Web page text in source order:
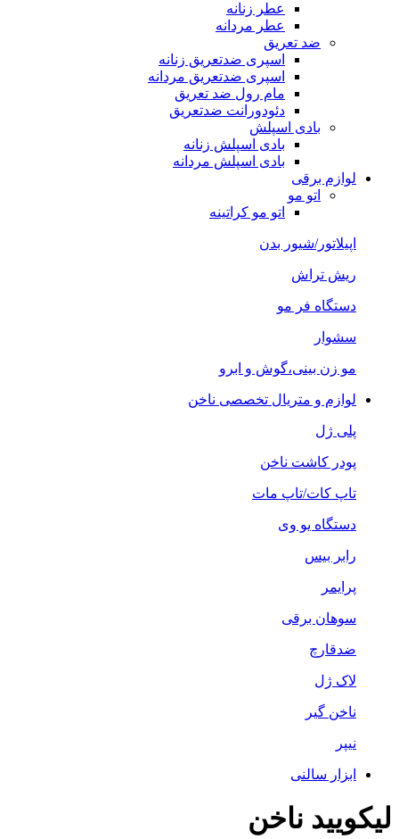
عطر زنانه
عطر مردانه
ضد تعریق
اسپری ضدتعریق زنانه
اسپری ضدتعریق مردانه
مام رول ضد تعریق
دئودورانت ضدتعریق
بادی اسپلش
بادی اسپلش زنانه
بادی اسپلش مردانه
لوازم برقی
اتو مو
اتو مو کراتینه
اپیلاتور/شیور بدن
ریش تراش
دستگاه فر مو
سشوار
مو زن بینی،گوش و ابرو
لوازم و متریال تخصصی ناخن
پلی ژل
پودر کاشت ناخن
تاپ کات/تاپ مات
دستگاه یو وی
رابر بیس
پرایمر
سوهان برقی
ضدقارچ
لاک ژل
ناخن گیر
نیپر
ابزار سالنی
لیکوييد ناخن